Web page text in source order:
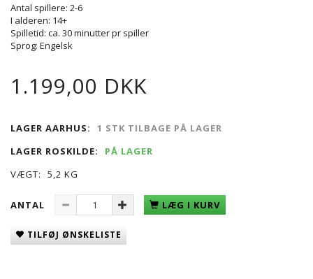
Antal spillere: 2-6
I alderen: 14+
Spilletid: ca. 30 minutter pr spiller
Sprog: Engelsk
1.199,00 DKK
LAGER AARHUS:
1 STK TILBAGE PÅ LAGER
LAGER ROSKILDE:
PÅ LAGER
VÆGT:
5,2 KG
ANTAL LÆG I KURV
TILFØJ ØNSKELISTE